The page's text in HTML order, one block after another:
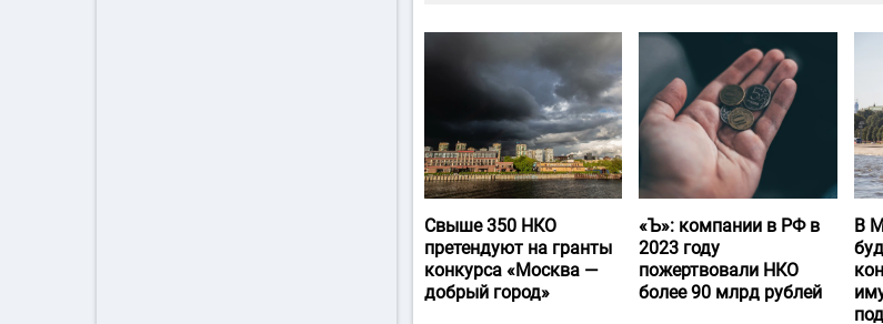
Свыше 350 НКО
претендуют на гранты
конкурса «Москва —
добрый город»
«Ъ‎»: компании в РФ в
2023 году
пожертвовали НКО
более 90 млрд рублей
В